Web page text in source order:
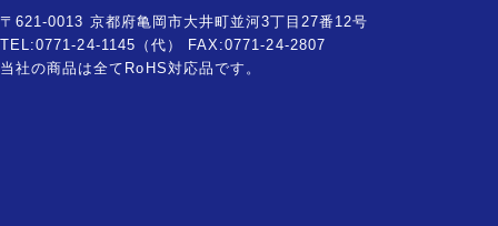
〒621-0013 京都府亀岡市大井町並河3丁目27番12号
TEL:0771-24-1145（代） FAX:0771-24-2807
当社の商品は全てRoHS対応品です。